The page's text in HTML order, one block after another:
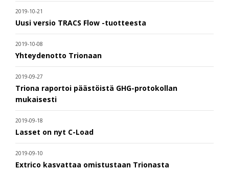
2019-10-21
Uusi versio TRACS Flow -tuotteesta
2019-10-08
Yhteydenotto Trionaan
2019-09-27
Triona raportoi päästöistä GHG-protokollan
mukaisesti
2019-09-18
Lasset on nyt C-Load
2019-09-10
Extrico kasvattaa omistustaan Trionasta